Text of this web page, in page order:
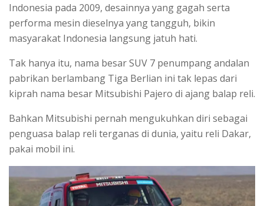
Indonesia pada 2009, desainnya yang gagah serta
performa mesin dieselnya yang tangguh, bikin
masyarakat Indonesia langsung jatuh hati.
Tak hanya itu, nama besar SUV 7 penumpang andalan
pabrikan berlambang Tiga Berlian ini tak lepas dari
kiprah nama besar Mitsubishi Pajero di ajang balap reli.
Bahkan Mitsubishi pernah mengukuhkan diri sebagai
penguasa balap reli terganas di dunia, yaitu reli Dakar,
pakai mobil ini.